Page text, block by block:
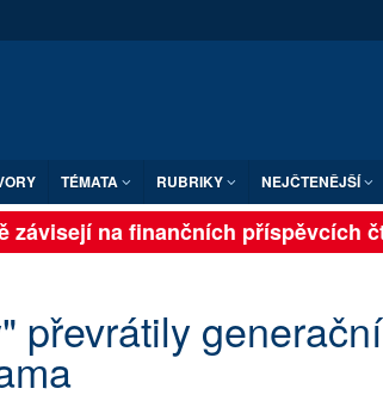
TÉMATA RUBRIKY NEJČTENĚJŠÍ
na finančních příspěvcích
převrátily generační